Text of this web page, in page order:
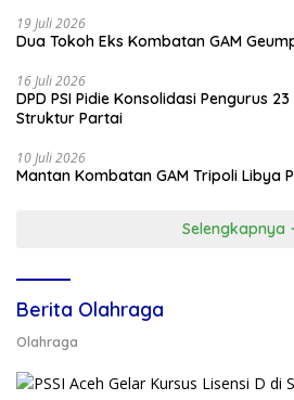
19 Juli 2026
Dua Tokoh Eks Kombatan GAM
16 Juli 2026
DPD PSI Pidie Konsolidasi Pengurus
Struktur Partai
10 Juli 2026
Mantan Kombatan GAM Tripoli Libya
Selengkapnya
Berita Olahraga
Olahraga